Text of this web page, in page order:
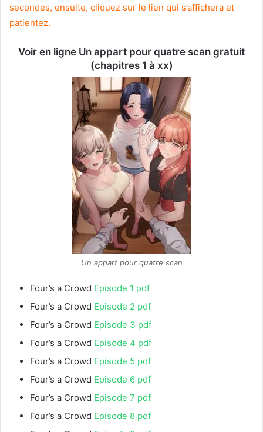
secondes, ensuite, cliquez sur le lien qui s’affichera et
patientez.
Voir en ligne Un appart pour quatre scan gratuit
(chapitres 1 à xx)
Un appart pour quatre scan
Four’s a Crowd Episode 1 pdf
Four’s a Crowd Episode 2 pdf
Four’s a Crowd Episode 3 pdf
Four’s a Crowd Episode 4 pdf
Four’s a Crowd Episode 5 pdf
Four’s a Crowd Episode 6 pdf
Four’s a Crowd Episode 7 pdf
Four’s a Crowd Episode 8 pdf